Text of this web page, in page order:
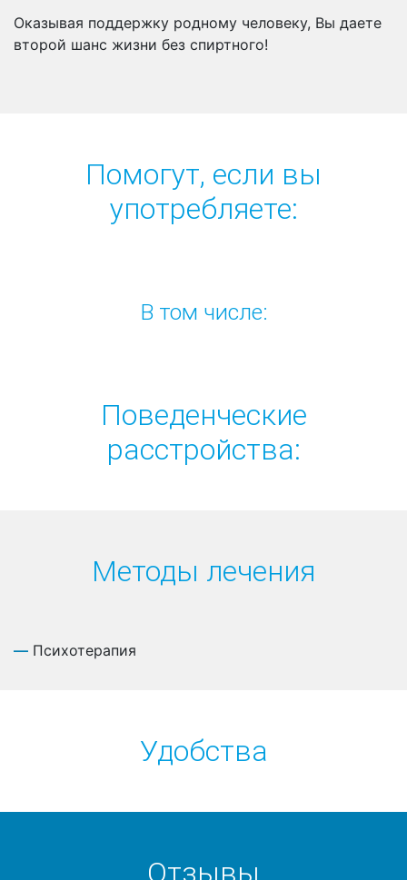
Оказывая поддержку родному человеку, Вы даете
второй шанс жизни без спиртного!
Помогут, если вы
употребляете:
В том числе:
Поведенческие
расстройства:
Методы лечения
Психотерапия
Удобства
Отзывы